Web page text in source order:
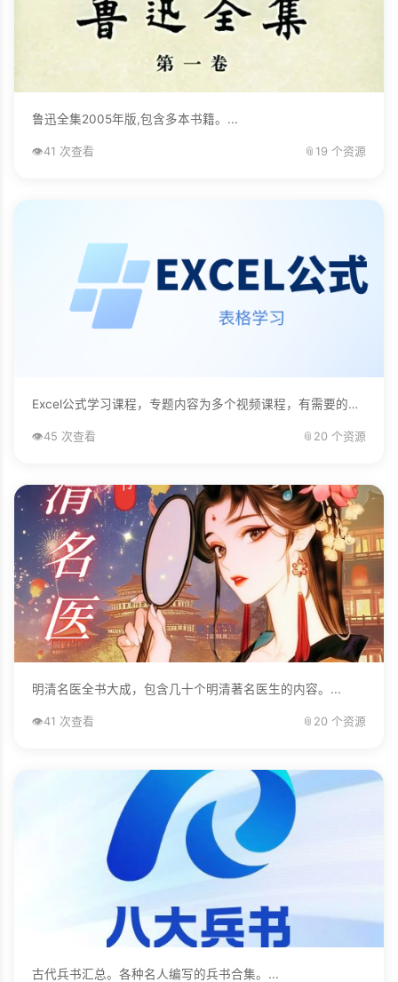
鲁迅全集2005年版,包含多本书籍。...
👁️41 次查看 📎 19 个资源
Excel公式学习课程，专题内容为多个视频课程，有需要的自己下载学习。...
👁️45 次查看 📎 20 个资源
明清名医全书大成，包含几十个明清著名医生的内容。...
👁️41 次查看 📎 20 个资源
古代兵书汇总。各种名人编写的兵书合集。...